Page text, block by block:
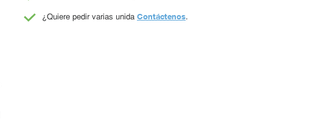
¿Quiere pedir varias unida Contáctenos.